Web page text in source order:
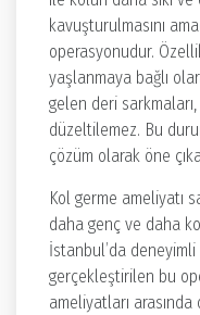
kavuşturulmasını
operasyonudur.
yaşlanmaya bağlı
gelen deri
düzeltilemez. Bu
çözüm olarak öne
Kol germe ameliyatı
daha genç ve daha
İstanbul’da
gerçekleştirilen bu
ameliyatları